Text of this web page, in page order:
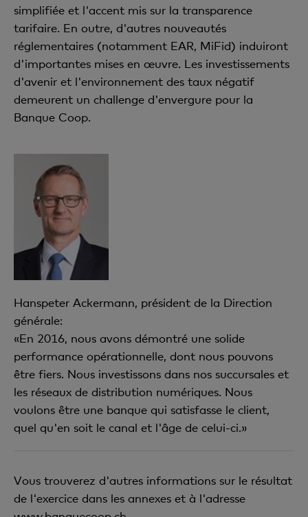
simplifiée et l'accent mis sur la transparence
tarifaire. En outre, d'autres nouveautés
réglementaires (notamment EAR, MiFid) induiront
d'importantes mises en œuvre. Les investissements
d'avenir et l'environnement des taux négatif
demeurent un challenge d'envergure pour la
Banque Coop.
Hanspeter Ackermann, président de la Direction
générale:
«En 2016, nous avons démontré une solide
performance opérationnelle, dont nous pouvons
être fiers. Nous investissons dans nos succursales et
les réseaux de distribution numériques. Nous
voulons être une banque qui satisfasse le client,
quel qu'en soit le canal et l'âge de celui-ci.»
Vous trouverez d'autres informations sur le résultat
de l'exercice dans les annexes et à l'adresse